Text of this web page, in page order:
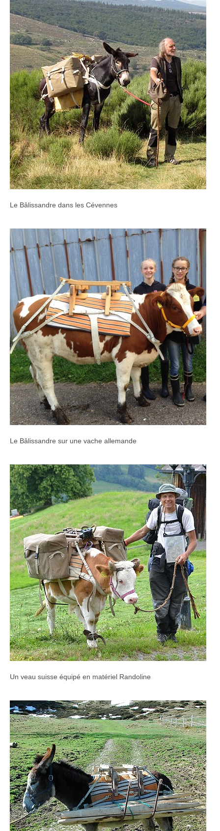
Le Bâlissandre dans les Cévennes
Le Bâlissandre sur une vache allemande
Un veau suisse équipé en matériel Randoline